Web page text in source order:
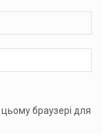
браузері для